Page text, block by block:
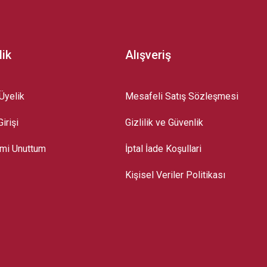
Unuttum
Alışveriş
Mesafeli Satış Sözleşmesi
Gizlilik ve Güvenlik
İptal İade Koşullari
Kişisel Veriler Politikası